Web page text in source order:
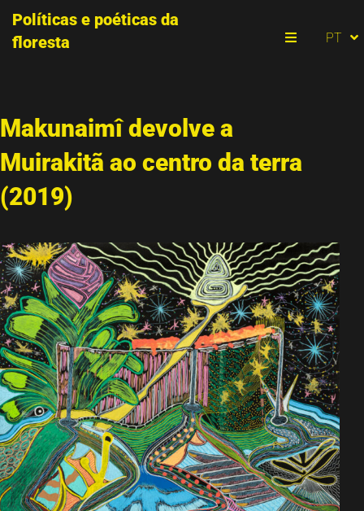
Políticas e poéticas da
floresta
PT
EN
Makunaimî devolve a
Muirakitã ao centro da terra
(2019)